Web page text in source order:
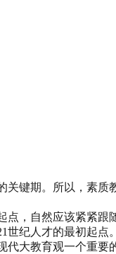
键期。所以，素
，自然应该紧紧
纪人才的最初起
大教育观一个重